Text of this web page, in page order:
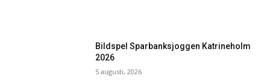
Bildspel Sparbanksjoggen Katrineholm
2026
5 augusti, 2026